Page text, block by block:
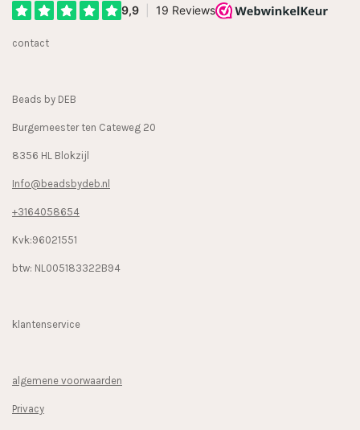
e
t
T
contact
Beads by DEB
Burgemeester ten Cateweg 20
8356 HL Blokzijl
Info@beadsbydeb.nl
+3164058654
Kvk:96021551
btw: NL005183322B94
klantenservice
algemene voorwaarden
Privacy